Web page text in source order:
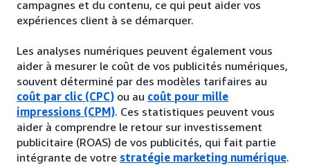
campagnes et du contenu, ce qui peut aider vos
expériences client à se démarquer.
Les analyses numériques peuvent également vous
aider à mesurer le coût de vos publicités numériques,
souvent déterminé par des modèles tarifaires au
coût par clic (CPC) ou au coût pour mille
impressions (CPM). Ces statistiques peuvent vous
aider à comprendre le retour sur investissement
publicitaire (ROAS) de vos publicités, qui fait partie
intégrante de votre stratégie marketing numérique.